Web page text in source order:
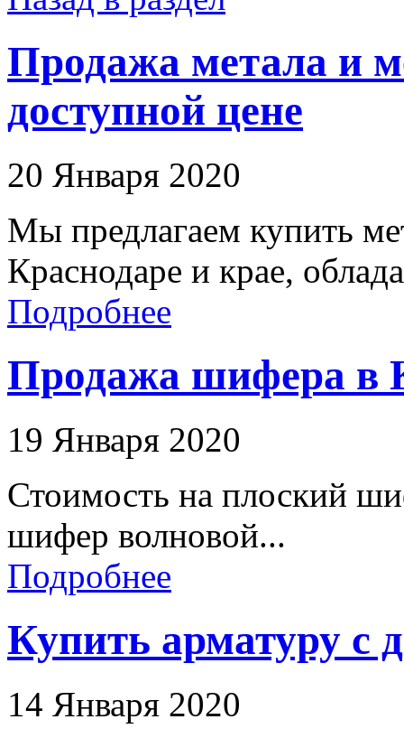
Продажа метала и
доступной цене
20 Января 2020
Мы предлагаем купить
Краснодаре и крае,
Подробнее
Продажа шифера в
19 Января 2020
Стоимость на плоский
шифер волновой...
Подробнее
Купить арматуру с
14 Января 2020